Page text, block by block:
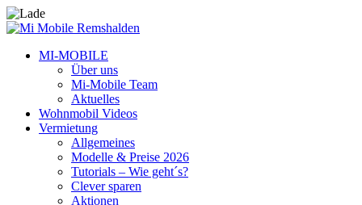
MI-MOBILE
Über uns
Mi-Mobile Team
Aktuelles
Wohnmobil Videos
Vermietung
Allgemeines
Modelle & Preise 2026
Tutorials – Wie geht´s?
Clever sparen
Aktionen